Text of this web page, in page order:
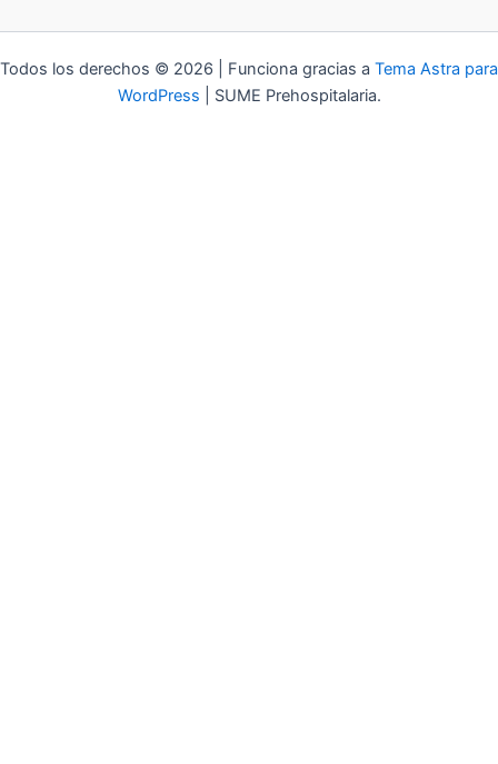
Todos los derechos © 2026 | Funciona gracias a Tema Astra para
WordPress | SUME Prehospitalaria.